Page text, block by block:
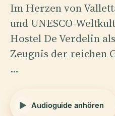
Im Herzen von
und UNESCO-
Hostel De Verdelin
Zeugnis der reichen
…
Audioguide anhören